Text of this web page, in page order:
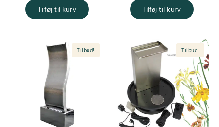
Tilføj til kurv Tilføj til kurv
Tilbud! Tilbud!